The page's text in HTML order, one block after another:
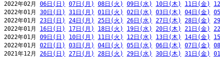
2022年02月 06日(日) 07日(月) 08日(火) 09日(水) 10日(木) 11日(金)
2022年01月 30日(日) 31日(月) 01日(火) 02日(水) 03日(木) 04日(金)
2022年01月 23日(日) 24日(月) 25日(火) 26日(水) 27日(木) 28日(金)
2022年01月 16日(日) 17日(月) 18日(火) 19日(水) 20日(木) 21日(金)
2022年01月 09日(日) 10日(月) 11日(火) 12日(水) 13日(木) 14日(金)
2022年01月 02日(日) 03日(月) 04日(火) 05日(水) 06日(木) 07日(金)
2021年12月 26日(日) 27日(月) 28日(火) 29日(水) 30日(木) 31日(金)